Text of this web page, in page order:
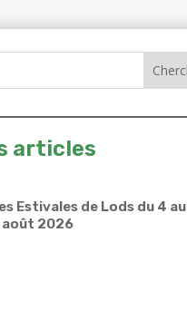
articles
Estivales de Lods du 4 au
août 2026